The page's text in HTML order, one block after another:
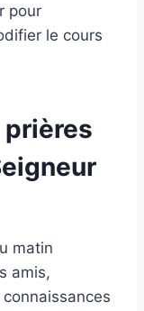
pour
le cours
prières
matin
amis,